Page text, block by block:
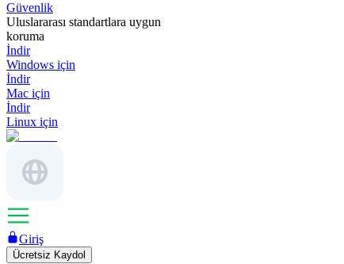
Güvenlik
Uluslararası standartlara uygun
koruma
İndir
Windows için
İndir
Mac için
İndir
Linux için
Giriş
Ücretsiz Kaydol